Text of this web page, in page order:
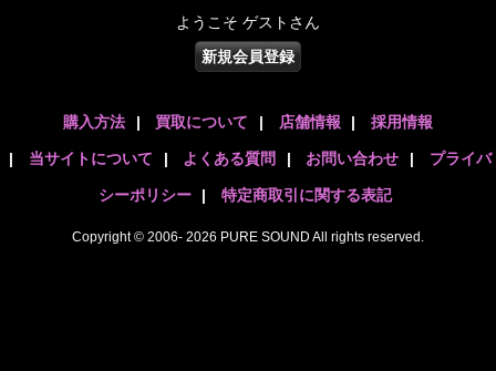
ようこそ ゲストさん
新規会員登録
購入方法 | 買取について | 店舗情報 | 採用情報
| 当サイトについて | よくある質問 | お問い合わせ | プライバ
シーポリシー | 特定商取引に関する表記
Copyright © 2006- 2026 PURE SOUND All rights reserved.